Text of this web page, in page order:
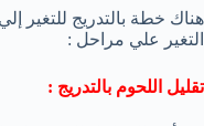
هناك خطة بالتدريج للتغير
التغير علي مراحل :
تقليل اللحوم بالتدريج :